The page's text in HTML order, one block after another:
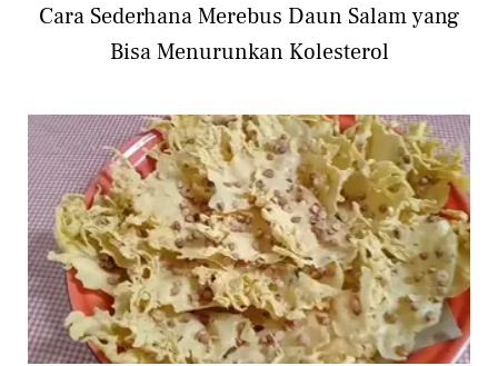
Cara Sederhana Merebus Daun Salam yang
Bisa Menurunkan Kolesterol